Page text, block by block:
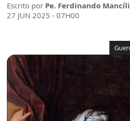
Escrito por Pe. Ferdinando
27 JUN 2025 - 07H00